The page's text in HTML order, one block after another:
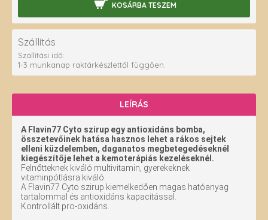
KOSÁRBA TESZEM
Szállítás
Szállítási idő:
1-3 munkanap raktárkészlettől függően.
LEÍRÁS
A Flavin77 Cyto szirup egy antioxidáns bomba,
összetevőinek hatása hasznos lehet a rákos sejtek
elleni küzdelemben, daganatos megbetegedéseknél
kiegészítője lehet a kemoterápiás kezeléseknél.
Felnőtteknek kiváló multivitamin, gyerekeknek
vitaminpótlásra kiváló.
A Flavin77 Cyto szirup kiemelkedően magas hatóanyag
tartalommal és antioxidáns kapacitással.
Kontrollált pro-oxidáns.